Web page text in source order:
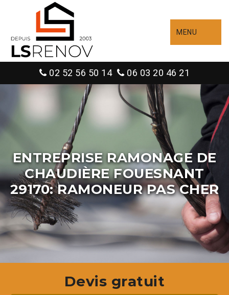
MENU
02 52 56 50 14 06 03 20 46 21
ENTREPRISE RAMONAGE DE
CHAUDIÈRE FOUESNANT
29170: RAMONEUR PAS CHER
Devis gratuit